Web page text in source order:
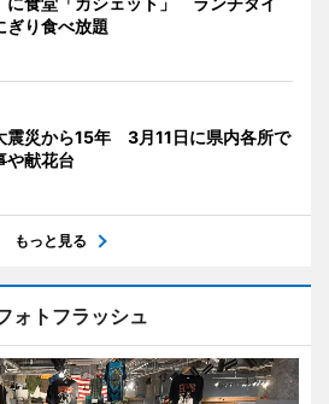
ぎり食べ放題
震災から15年 3月11日に県内各所で
や献花台
もっと見る
ォトフラッシュ